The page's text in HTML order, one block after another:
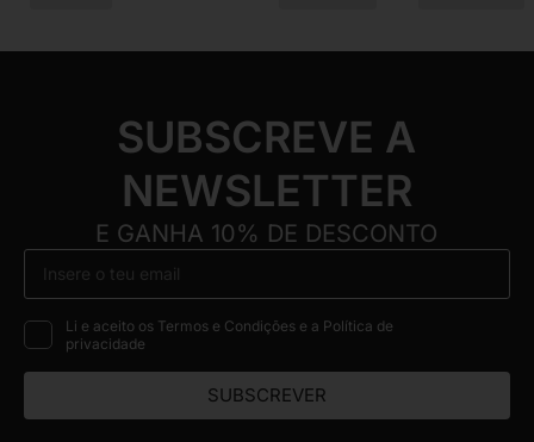
SUBSCREVE A
NEWSLETTER
E GANHA 10% DE DESCONTO
Li e aceito os Termos e Condições e a Política de
privacidade
SUBSCREVER